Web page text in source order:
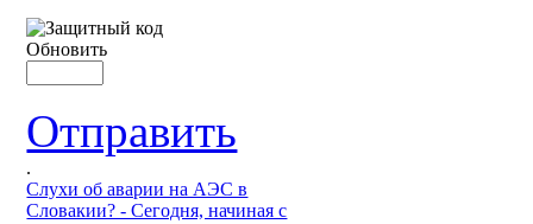
Обновить
Отправить
.
Слухи об аварии на АЭС в
Словакии? - Сегодня, начиная с